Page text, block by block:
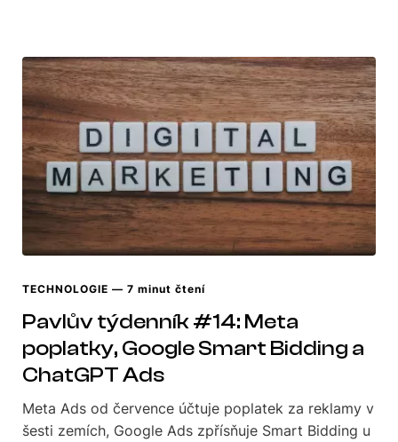
TECHNOLOGIE — 7 minut čtení
Pavlův týdenník #14: Meta
poplatky, Google Smart Bidding a
ChatGPT Ads
Meta Ads od července účtuje poplatek za reklamy v
šesti zemích, Google Ads zpřísňuje Smart Bidding u